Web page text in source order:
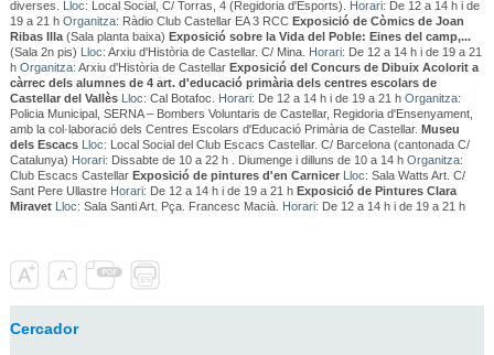
diverses. Lloc: Local Social, C/ Torras, 4 (Regidoria d'Esports). Horari: De 12 a 14 h i de
19 a 21 h Organitza: Ràdio Club Castellar EA 3 RCC Exposició de Còmics de Joan
Ribas Illa(Sala planta baixa) Exposició sobre la Vida del Poble: Eines del camp,...
(Sala 2n pis) Lloc: Arxiu d'Història de Castellar. C/ Mina. Horari: De 12 a 14 h i de 19 a 21
h Organitza: Arxiu d'Història de Castellar Exposició del Concurs de Dibuix Acolorit a
càrrec dels alumnes de 4 art. d'educació primària dels centres escolars de
Castellar del Vallès Lloc: Cal Botafoc. Horari: De 12 a 14 h i de 19 a 21 h Organitza:
Policia Municipal, SERNA – Bombers Voluntaris de Castellar, Regidoria d'Ensenyament,
amb la col·laboració dels Centres Escolars d'Educació Primària de Castellar. Museu
dels Escacs Lloc: Local Social del Club Escacs Castellar. C/ Barcelona (cantonada C/
Catalunya) Horari: Dissabte de 10 a 22 h . Diumenge i dilluns de 10 a 14 h Organitza:
Club Escacs Castellar Exposició de pintures d'en Carnicer Lloc: Sala Watts Art. C/
Sant Pere Ullastre Horari: De 12 a 14 h i de 19 a 21 h Exposició de Pintures Clara
Miravet Lloc: Sala Santi Art. Pça. Francesc Macià. Horari: De 12 a 14 h i de 19 a 21 h
Cercador